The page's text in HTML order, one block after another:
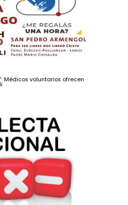
Médicos voluntarios ofrecen